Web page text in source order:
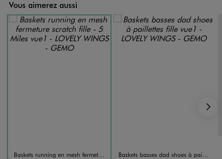
Vous aimerez aussi
Baskets running en mesh fermeture scratch fille - 5 Miles Baskets basses dad shoes à paillettes fille